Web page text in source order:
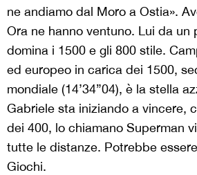
ne andiamo dal Moro a Ostia».
Ora ne hanno ventuno. Lui da un
domina i 1500 e gli 800 stile.
ed europeo in carica dei 1500,
mondiale (14’34”04), è la stella
Gabriele sta iniziando a vincere,
dei 400, lo chiamano Superman
tutte le distanze. Potrebbe
Giochi.